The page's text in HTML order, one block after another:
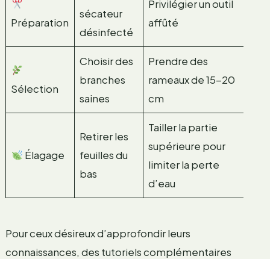
Préparation
sécateur
désinfecté
Privilégier un outil
affûté
Sélection
Choisir des
branches
saines
Prendre des
rameaux de 15-20
cm
Élagage
Retirer les
feuilles du
bas
Tailler la partie
supérieure pour
limiter la perte
d’eau
Pour ceux désireux d’approfondir leurs
connaissances, des tutoriels complémentaires